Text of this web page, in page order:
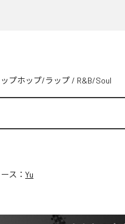
ップホップ/ラップ / R&B/Soul
ス： Yu